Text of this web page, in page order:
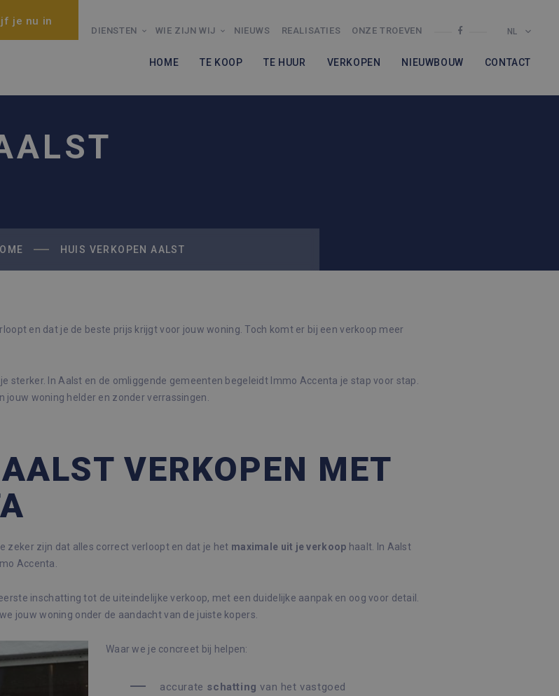
je nu in
DIENSTEN WIE ZIJN WIJ NIEUWS REALISATIES ONZE TROEVEN NL
HOME TE KOOP TE HUUR VERKOPEN NIEUWBOUW CONTACT
HUIS VERKOPEN AALST
en dat je de beste prijs krijgt voor jouw woning. Toch komt er bij een verkoop meer
sterker. In Aalst en de omliggende gemeenten begeleidt Immo Accenta je stap voor stap.
jouw woning helder en zonder verrassingen.
VERKOPEN MET
zeker zijn dat alles correct verloopt en dat je het maximale uit je verkoop haalt. In Aalst
Accenta.
inschatting tot de uiteindelijke verkoop, met een duidelijke aanpak en oog voor detail.
jouw woning onder de aandacht van de juiste kopers.
Waar we je concreet bij helpen:
accurate schatting van het vastgoed